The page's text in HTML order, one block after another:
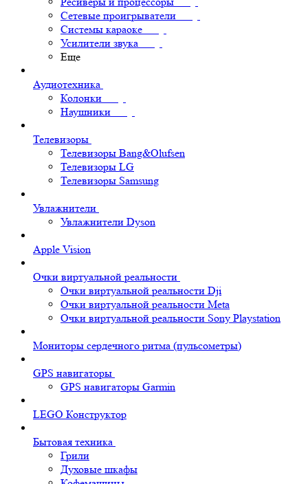
Сетевые проигрыватели
Системы караоке
Усилители звука
Еще
Аудиотехника
Колонки
Наушники
Телевизоры
Телевизоры Bang&Olufsen
Телевизоры LG
Телевизоры Samsung
Увлажнители
Увлажнители Dyson
Apple Vision
Очки виртуальной реальности
Очки виртуальной реальности Dji
Очки виртуальной реальности Meta
Очки виртуальной реальности Sony Playstation
Мониторы сердечного ритма (пульсометры)
GPS навигаторы
GPS навигаторы Garmin
LEGO Конструктор
Бытовая техника
Грили
Духовые шкафы